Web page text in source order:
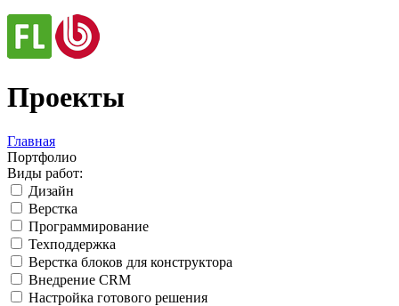
Проекты
Главная
Портфолио
Виды работ:
Дизайн
Верстка
Программирование
Техподдержка
Верстка блоков для конструктора
Внедрение CRM
Настройка готового решения